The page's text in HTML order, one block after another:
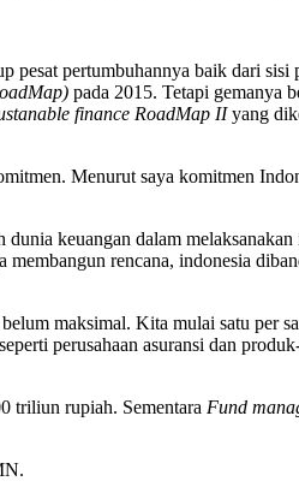
pesat pertumbuhannya baik dari sisi
pada 2015. Tetapi gemanya
finance RoadMap IIyang
Menurut saya komitmen
dunia keuangan dalam melaksanakan
rencana, indonesia
maksimal. Kita mulai satu per
perusahaan asuransi dan
triliun rupiah. Sementara Fund